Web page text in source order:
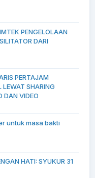
PENGELOLAAN
DARI
PERTAJAM
SHARING
DAN VIDEO
untuk masa bakti
HATI: SYUKUR 31